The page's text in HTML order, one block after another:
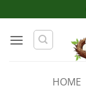
to
content
HOME